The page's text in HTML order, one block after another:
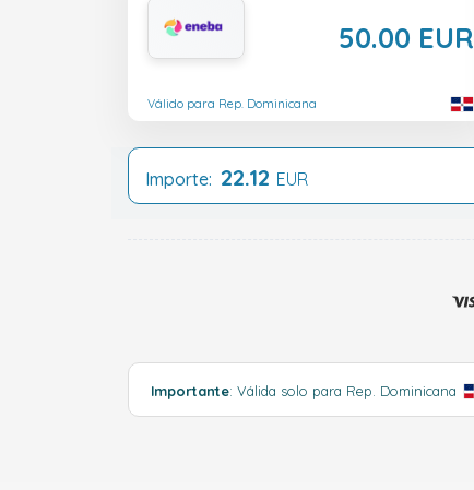
50.00 EUR
Válido para Rep. Dominicana
Importe: 22.12 EUR
Importante: Válida solo para Rep. Dominicana